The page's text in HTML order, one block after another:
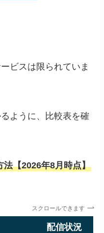
ビスは限られていま
ように、比較表を確
法【2026年8月時点】
スクロールできます
配信状況